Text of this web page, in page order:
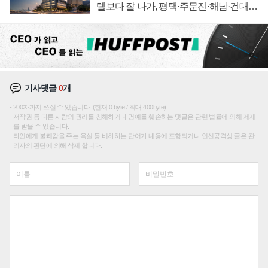
텔보다 잘 나가, 평택·주문진·해남·건대로
기사댓글0개
200자까지 쓰실 수 있습니다. (현재 0 byte / 최대 400byte)
저작권 등 다른 사람의 권리를 침해하거나 명예를 훼손하는 댓글은 관련 법률에 의해 제재
를 받을 수 있습니다.
타인에게 불쾌감을 주는 욕설 등 비하하는 단어가 내용에 포함되거나 인신공격성 글은 관
리자의 판단에 의해 삭제 합니다.